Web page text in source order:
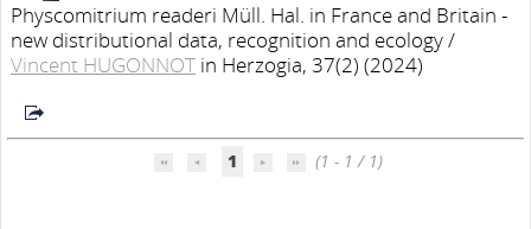
Physcomitrium readeri Müll. Hal. in France and Britain -
new distributional data, recognition and ecology/
Vincent HUGONNOT in Herzogia, 37(2) (2024)
1 (1 - 1 / 1)